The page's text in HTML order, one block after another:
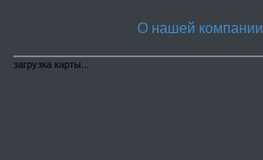
загрузка карты...
О нашей компании